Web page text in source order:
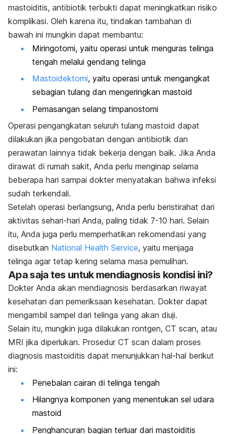
mastoiditis, antibiotik terbukti dapat meningkatkan risiko
komplikasi. Oleh karena itu, tindakan tambahan di
bawah ini mungkin dapat membantu:
Miringotomi, yaitu operasi untuk menguras telinga
tengah melalui gendang telinga
Mastoidektomi, yaitu operasi untuk mengangkat
sebagian tulang dan mengeringkan mastoid
Pemasangan selang timpanostomi
Operasi pengangkatan seluruh tulang mastoid dapat
dilakukan jika pengobatan dengan antibiotik dan
perawatan lainnya tidak bekerja dengan baik. Jika Anda
dirawat di rumah sakit, Anda perlu menginap selama
beberapa hari sampai dokter menyatakan bahwa infeksi
sudah terkendali.
Setelah operasi berlangsung, Anda perlu beristirahat dari
aktivitas sehari-hari Anda, paling tidak 7-10 hari. Selain
itu, Anda juga perlu memperhatikan rekomendasi yang
disebutkan National Health Service, yaitu menjaga
telinga agar tetap kering selama masa pemulihan.
Apa saja tes untuk mendiagnosis kondisi ini?
Dokter Anda akan mendiagnosis berdasarkan riwayat
kesehatan dan pemeriksaan kesehatan. Dokter dapat
mengambil sampel dari telinga yang akan diuji.
Selain itu, mungkin juga dilakukan rontgen, CT scan, atau
MRI jika diperlukan. Prosedur CT scan dalam proses
diagnosis mastoiditis dapat menunjukkan hal-hal berikut
ini:
Penebalan cairan di telinga tengah
Hilangnya komponen yang menentukan sel udara
mastoid
Penghancuran bagian terluar dari mastoiditis